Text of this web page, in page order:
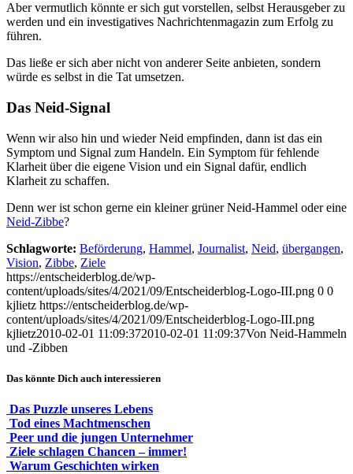
Aber vermutlich könnte er sich gut vorstellen, selbst Herausgeber zu
werden und ein investigatives Nachrichtenmagazin zum Erfolg zu
führen.
Das ließe er sich aber nicht von anderer Seite anbieten, sondern
würde es selbst in die Tat umsetzen.
Das Neid-Signal
Wenn wir also hin und wieder Neid empfinden, dann ist das ein
Symptom und Signal zum Handeln. Ein Symptom für fehlende
Klarheit über die eigene Vision und ein Signal dafür, endlich
Klarheit zu schaffen.
Denn wer ist schon gerne ein kleiner grüner Neid-Hammel oder eine
Neid-Zibbe?
Schlagworte: Beförderung, Hammel, Journalist, Neid, übergangen,
Vision, Zibbe, Ziele
https://entscheiderblog.de/wp-
content/uploads/sites/4/2021/09/Entscheiderblog-Logo-III.png 0 0
kjlietz https://entscheiderblog.de/wp-
content/uploads/sites/4/2021/09/Entscheiderblog-Logo-III.png
kjlietz2010-02-01 11:09:372010-02-01 11:09:37Von Neid-Hammeln
und -Zibben
Das könnte Dich auch interessieren
Das Puzzle unseres Lebens
Tod eines Machtmenschen
Peer und die jungen Unternehmer
Ziele schlagen Chancen – immer!
Warum Geschichten wirken